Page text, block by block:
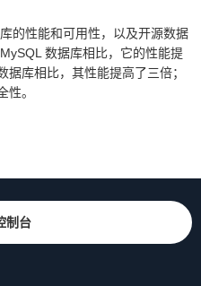
的性能和可用性，以及开源数据
数据库相比，它的性能提
库相比，其性能提高了三倍；
性。
制台